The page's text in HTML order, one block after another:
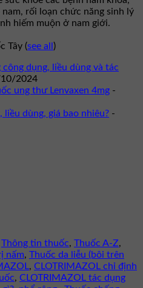
rối loạn chức năng sinh lý
hiếm muộn ở nam giới.
Tây (see all )
dụng, liều dùng và tác
2024
ung thư Lenvaxen 4mg -
dùng, giá bao nhiêu? -
Thông tin thuốc, Thuốc A-Z,
nấm, Thuốc da liễu (bôi trên
, CLOTRIMAZOL chỉ định
, CLOTRIMAZOL tác dụng